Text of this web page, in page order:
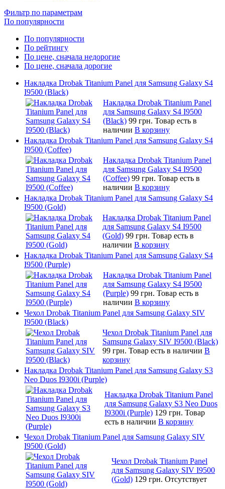
Фильтр по параметрам
По популярности
По популярности
По рейтингу
По цене, сначала недорогие
По цене, сначала дорогие
Накладка Drobak Titanium Panel для Samsung Galaxy S4
I9500 (Black)
Накладка Drobak Titanium Panel
для Samsung Galaxy S4 I9500
(Black) 99 грн. Товар есть в
наличии В корзину
Накладка Drobak Titanium Panel для Samsung Galaxy S4
I9500 (Coffee)
Накладка Drobak Titanium Panel
для Samsung Galaxy S4 I9500
(Coffee) 99 грн. Товар есть в
наличии В корзину
Накладка Drobak Titanium Panel для Samsung Galaxy S4
I9500 (Gold)
Накладка Drobak Titanium Panel
для Samsung Galaxy S4 I9500
(Gold) 99 грн. Товар есть в
наличии В корзину
Накладка Drobak Titanium Panel для Samsung Galaxy S4
I9500 (Purple)
Накладка Drobak Titanium Panel
для Samsung Galaxy S4 I9500
(Purple) 99 грн. Товар есть в
наличии В корзину
Чехол Drobak Titanium Panel для Samsung Galaxy SIV
I9500 (Black)
Чехол Drobak Titanium Panel для
Samsung Galaxy SIV I9500 (Black)
99 грн. Товар есть в наличии В
корзину
Накладка Drobak Titanium Panel для Samsung Galaxy S3
Neo Duos I9300i (Purple)
Накладка Drobak Titanium Panel
для Samsung Galaxy S3 Neo Duos
I9300i (Purple) 129 грн. Товар
есть в наличии В корзину
Чехол Drobak Titanium Panel для Samsung Galaxy SIV
I9500 (Gold)
Чехол Drobak Titanium Panel
для Samsung Galaxy SIV I9500
(Gold) 129 грн. Отсутствует